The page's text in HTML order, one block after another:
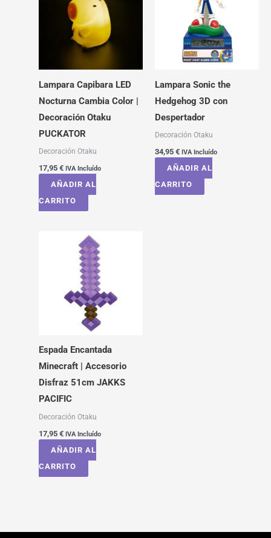
Lampara Capibara LED
Nocturna Cambia Color |
Decoración Otaku
PUCKATOR
Decoración Otaku
17,95 € IVA Incluído
AÑADIR AL
CARRITO
Lampara Sonic the
Hedgehog 3D con
Despertador
Decoración Otaku
34,95 € IVA Incluído
AÑADIR AL
CARRITO
Espada Encantada
Minecraft | Accesorio
Disfraz 51cm JAKKS
PACIFIC
Decoración Otaku
17,95 € IVA Incluído
AÑADIR AL
CARRITO